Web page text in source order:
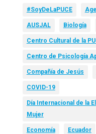
#SoyDeLaPUCE
AUSJAL Biología
Centro Cultural de la
Centro de Psicología
Compañía de Jesús
COVID-19
Día Internacional de la
Mujer
Economía Ecuador